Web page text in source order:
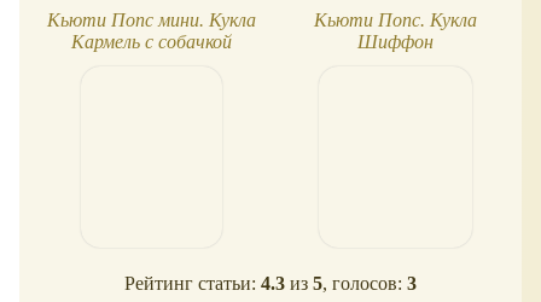
Кьюти Попс мини. Кукла
Кармель с собачкой
Кьюти Попс. Кукла
Шиффон
Рейтинг статьи: 4.3 из 5, голосов: 3